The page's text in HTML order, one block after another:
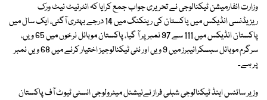
وزارت انفارمیشن ٹیکنالوجی نے تحریری جواب جمع کرایا کہ انٹرنیٹ نیٹ ورک
ریزیڈنسی انڈیکس میں پاکستان کی رینکنگ میں 14 درجے بہتری آگئی، ایک سال میں
پاکستان انڈیکس میں 111 سے 97 نمبر پر آ گیا، پاکستان موبائل نرخوں میں 65 ویں،
سرگرم موبائل سبسکرائیبرز میں 9 ویں اور نئی ٹیکنالوجیز اختیار کرنے میں 68 ویں نمبر
پر ہے۔
وزیر سائنس اینڈ ٹیکنالوجی شبلی فراز نےنیشنل میٹرولوجی انسٹی ٹیوٹ آف پاکستان